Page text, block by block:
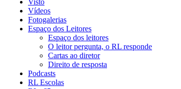
Vídeos
Fotogalerias
Espaço dos Leitores
Espaço dos leitores
O leitor pergunta, o RL responde
Cartas ao diretor
Direito de resposta
Podcasts
RL Escolas